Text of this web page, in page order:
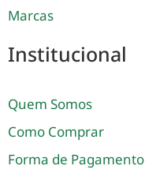
Marcas
Institucional
Quem Somos
Como Comprar
Forma de Pagamento